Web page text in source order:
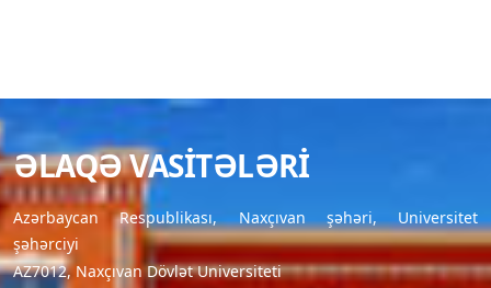
ƏLAQƏ VASITƏLƏRI
Azərbaycan Respublikası, Naxçıvan şəhəri, Universitet
şəhərciyi
AZ7012, Naxçıvan Dövlət Universiteti